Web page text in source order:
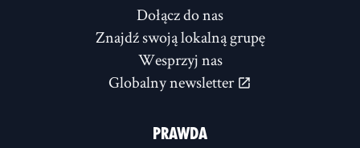
Dołącz do nas
Znajdź swoją lokalną grupę
Wesprzyj nas
Globalny newsletter
PRAWDA